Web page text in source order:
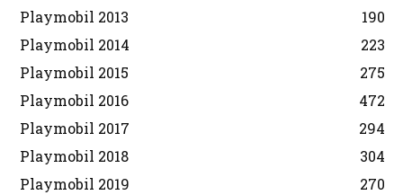
Playmobil 2013
190
Playmobil 2014
223
Playmobil 2015
275
Playmobil 2016
472
Playmobil 2017
294
Playmobil 2018
304
Playmobil 2019
270